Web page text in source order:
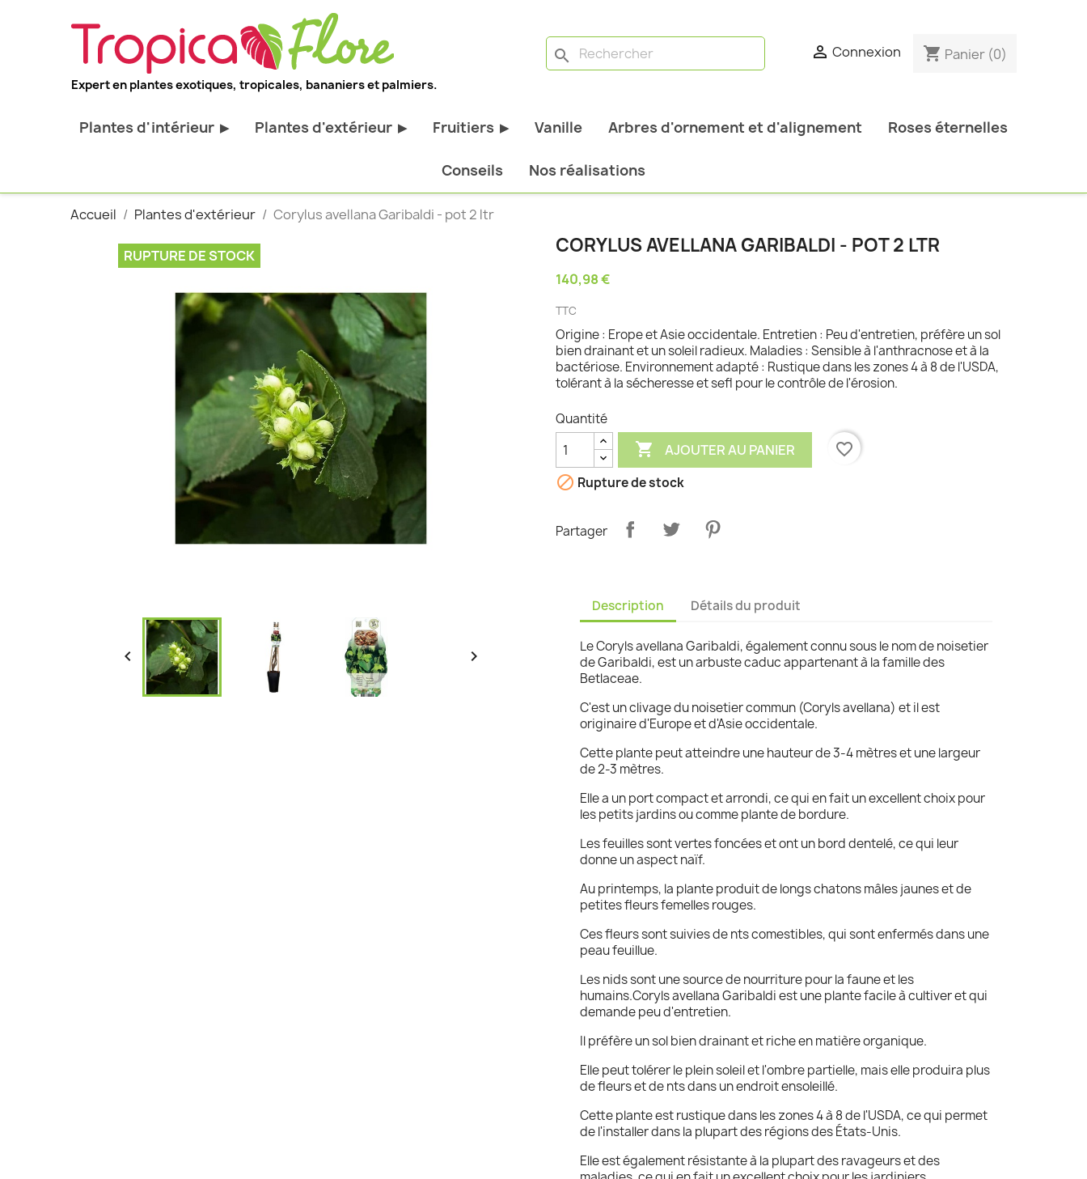
Expert en plantes exotiques, tropicales, bananiers et palmiers.
search  Connexion shopping_cart Panier (0)
Plantes d'intérieur ▶
Plantes pour bureau
Palmier d'intérieur
Cactus & Succulentes
Plantes d'extérieur ▶
Toutes les plantes d'extérieur
Bananiers rustiques
Palmiers rustiques
décoratif
Plantes grimpantes
Fourgères
Bambous et graminées
Fruitiers ▶
Tous les fruitiers
Arbres et arbustes fruitiers
Agrumes
Fruitiers Colonnaires
Vanille Arbres d'ornement et d'alignement Roses éternelles
Conseils Nos réalisations
Accueil Plantes d'extérieur Corylus avellana Garibaldi - pot 2 ltr
RUPTURE DE STOCK
 
CORYLUS AVELLANA GARIBALDI - POT 2 LTR
140,98 €
TTC
Origine : Erope et Asie occidentale. Entretien : Peu d'entretien, préfère un sol
bien drainant et un soleil radieux. Maladies : Sensible à l'anthracnose et à la
bactériose. Environnement adapté : Rustique dans les zones 4 à 8 de l'USDA,
tolérant à la sécheresse et sefl pour le contrôle de l'érosion.
Quantité
 AJOUTER AU PANIER
favorite_border
 Rupture de stock
Partager
Description Détails du produit
Le Coryls avellana Garibaldi, également connu sous le nom de noisetier
de Garibaldi, est un arbuste caduc appartenant à la famille des
Betlaceae.
C'est un clivage du noisetier commun (Coryls avellana) et il est
originaire d'Europe et d'Asie occidentale.
Cette plante peut atteindre une hauteur de 3-4 mètres et une largeur
de 2-3 mètres.
Elle a un port compact et arrondi, ce qui en fait un excellent choix pour
les petits jardins ou comme plante de bordure.
Les feuilles sont vertes foncées et ont un bord dentelé, ce qui leur
donne un aspect naïf.
Au printemps, la plante produit de longs chatons mâles jaunes et de
petites fleurs femelles rouges.
Ces fleurs sont suivies de nts comestibles, qui sont enfermés dans une
peau feuillue.
Les nids sont une source de nourriture pour la faune et les
humains.Coryls avellana Garibaldi est une plante facile à cultiver et qui
demande peu d'entretien.
Il préfère un sol bien drainant et riche en matière organique.
Elle peut tolérer le plein soleil et l'ombre partielle, mais elle produira plus
de fleurs et de nts dans un endroit ensoleillé.
Cette plante est rustique dans les zones 4 à 8 de l'USDA, ce qui permet
de l'installer dans la plupart des régions des États-Unis.
Elle est également résistante à la plupart des ravageurs et des